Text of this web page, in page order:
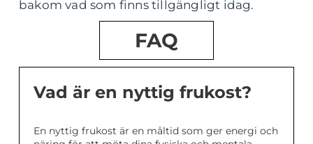
bakom vad som finns tillgängligt idag.
FAQ
Vad är en nyttig frukost?
En nyttig frukost är en måltid som ger energi och